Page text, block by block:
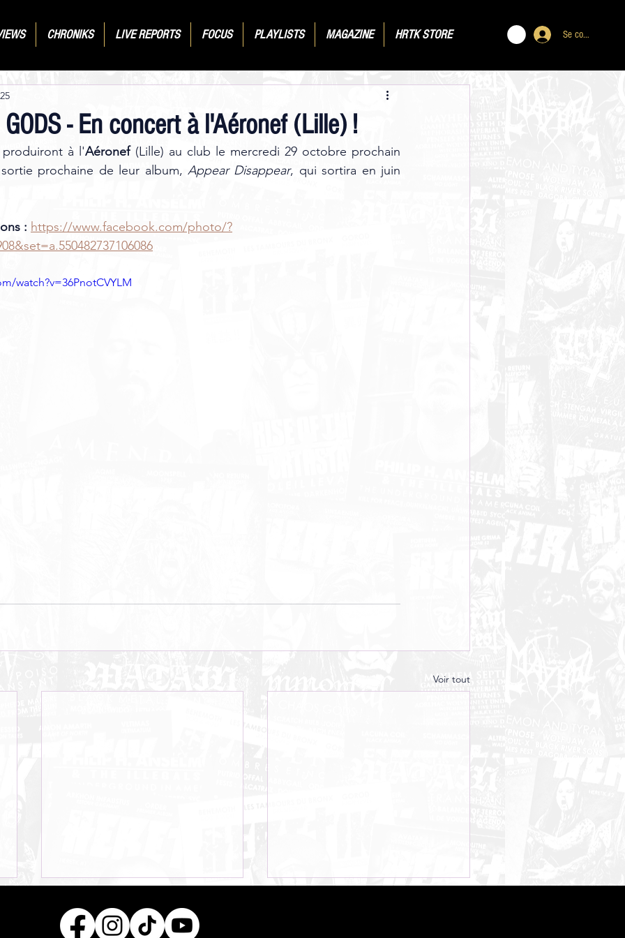
Se connecter
CHRONIKS LIVE REPORTS FOCUS PLAYLISTS MAGAZINE HRTK STORE
GODS - En concert à l'Aéronef (Lille) !
à l'Aéronef (Lille) au club le mercredi 29 octobre prochain
prochaine de leur album, Appear Disappear, qui sortira en juin
: https://www.facebook.com/photo/?
watch?v=36PnotCVYLM
Voir tout